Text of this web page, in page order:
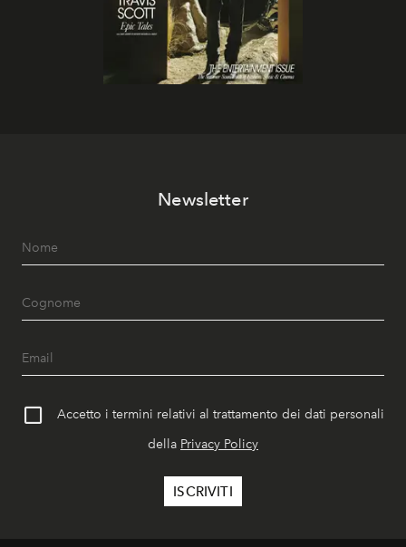
Newsletter
Accetto i termini relativi al trattamento dei dati personali
della Privacy Policy